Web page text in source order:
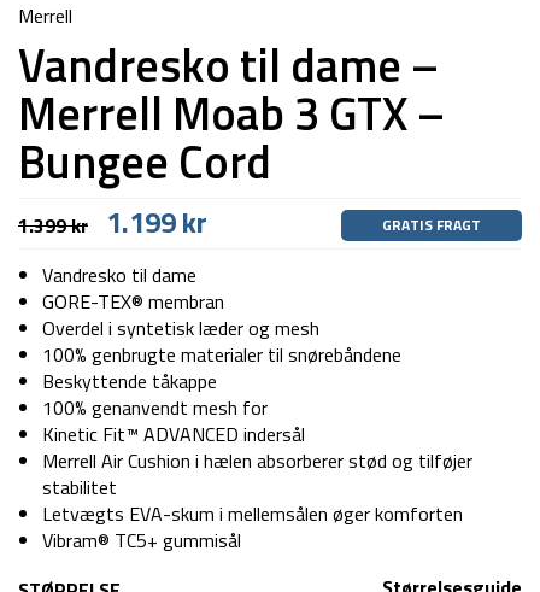
Merrell
Vandresko til dame –
Merrell Moab 3 GTX –
Bungee Cord
1.399kr Den
oprindelige
pris
var:
1.399 kr.
1.199kr
er:
1.199 kr.
GRATIS FRAGT
Vandresko til dame
GORE-TEX® membran
Overdel i syntetisk læder og mesh
100% genbrugte materialer til snørebåndene
Beskyttende tåkappe
100% genanvendt mesh for
Kinetic Fit™ ADVANCED indersål
Merrell Air Cushion i hælen absorberer stød og tilføjer
stabilitet
Letvægts EVA-skum i mellemsålen øger komforten
Vibram® TC5+ gummisål